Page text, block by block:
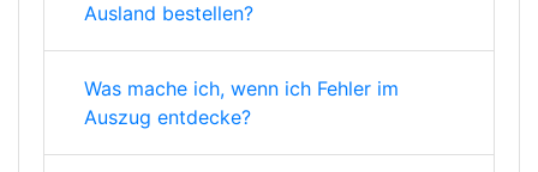
Ausland bestellen?
Was mache ich, wenn ich Fehler im
Auszug entdecke?